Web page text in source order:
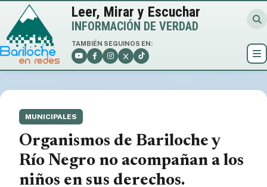
Leer, Mirar y Escuchar
INFORMACIÓN DE VERDAD
TAMBIÉN SEGUINOS EN:
MUNICIPALES
Organismos de Bariloche y
Río Negro no acompañan a los
niños en sus derechos.